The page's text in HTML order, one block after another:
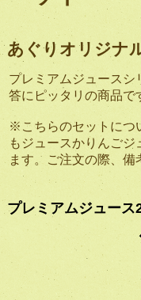
あぐりオリジナ
プレミアムジュース
答にピッタリの商品で
※こちらのセットにつ
もジュースかりんご
ます。ご注文の際、備
プレミアムジュース